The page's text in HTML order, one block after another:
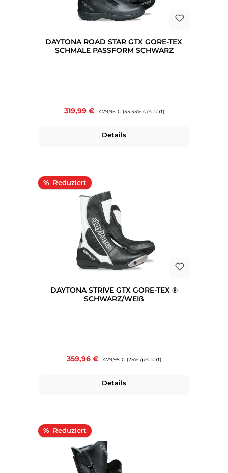
DAYTONA ROAD STAR GTX GORE-TEX
SCHMALE PASSFORM SCHWARZ
Verkaufspreis:
319,99 € Regulärer Preis:
479,95 € (33.33% gespart)
Details
% Rabatt
DAYTONA STRIVE GTX GORE-TEX ®
SCHWARZ/WEIß
Verkaufspreis:
359,96 € Regulärer Preis:
479,95 € (25% gespart)
Details
% Rabatt